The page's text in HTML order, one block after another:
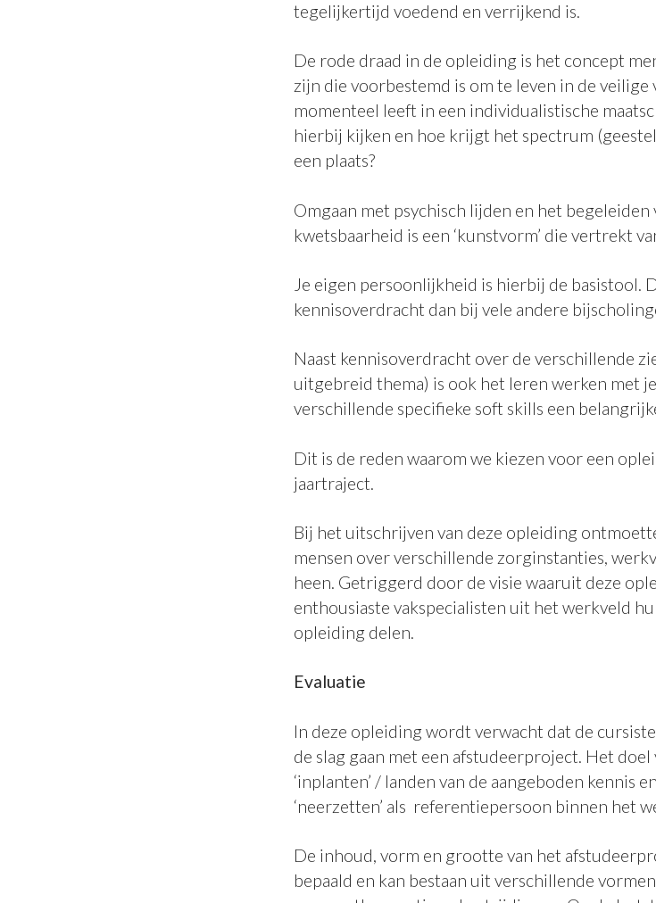
tegelijkertijd voedend en verrijkend is.
De rode draad in de opleiding is het concept
zijn die voorbestemd is om te leven in de
momenteel leeft in een individualistische
hierbij kijken en hoe krijgt het spectrum
een plaats?
Omgaan met psychisch lijden en het begeleiden
kwetsbaarheid is een ‘kunstvorm’ die vertrekt
Je eigen persoonlijkheid is hierbij de basistool.
kennisoverdracht dan bij vele andere
Naast kennisoverdracht over de verschillende
uitgebreid thema) is ook het leren werken met
verschillende specifieke soft skills een
Dit is de reden waarom we kiezen voor een
jaartraject.
Bij het uitschrijven van deze opleiding
mensen over verschillende zorginstanties,
heen. Getriggerd door de visie waaruit deze
enthousiaste vakspecialisten uit het werkveld
opleiding delen.
Evaluatie
In deze opleiding wordt verwacht dat de
de slag gaan met een afstudeerproject. Het
‘inplanten’ / landen van de aangeboden kennis
‘neerzetten’ als referentiepersoon binnen het
De inhoud, vorm en grootte van het
bepaald en kan bestaan uit verschillende